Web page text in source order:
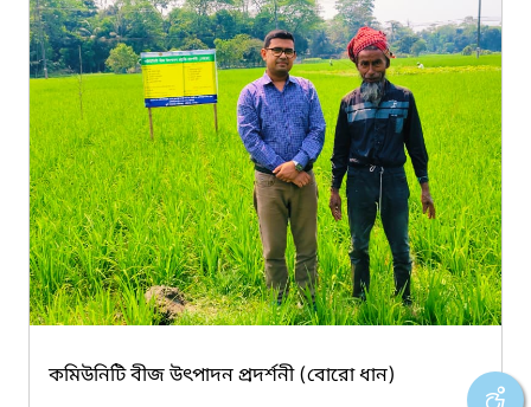
কমিউনিটি বীজ উৎপাদন প্রদর্শনী (বোরো ধান)